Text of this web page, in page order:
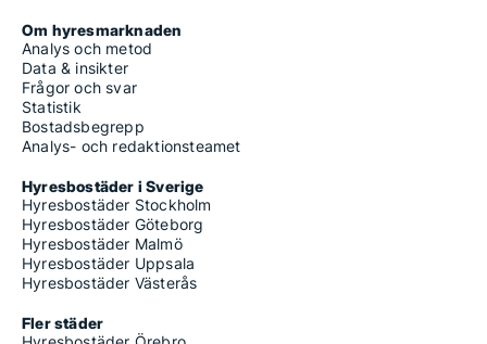
Om hyresmarknaden
Analys och metod
Data & insikter
Frågor och svar
Statistik
Bostadsbegrepp
Analys- och redaktionsteamet
Hyresbostäder i Sverige
Hyresbostäder Stockholm
Hyresbostäder Göteborg
Hyresbostäder Malmö
Hyresbostäder Uppsala
Hyresbostäder Västerås
Fler städer